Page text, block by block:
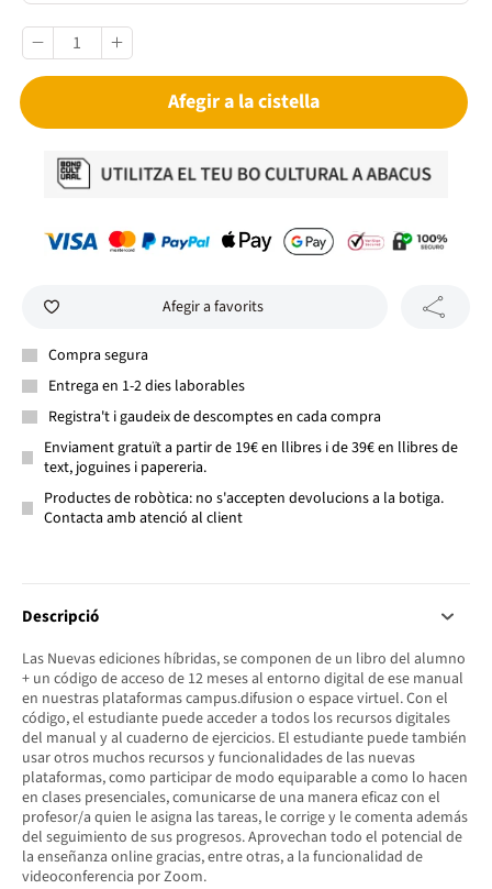
Afegir a la cistella
Afegir a favorits
Compra segura
Entrega en 1-2 dies laborables
Registra't i gaudeix de descomptes en cada compra
Enviament gratuït a partir de 19€ en llibres i de 39€ en llibres de
text, joguines i papereria.
Productes de robòtica: no s'accepten devolucions a la botiga.
Contacta amb atenció al client
Descripció
Las Nuevas ediciones híbridas, se componen de un libro del alumno
+ un código de acceso de 12 meses al entorno digital de ese manual
en nuestras plataformas campus.difusion o espace virtuel. Con el
código, el estudiante puede acceder a todos los recursos digitales
del manual y al cuaderno de ejercicios. El estudiante puede también
usar otros muchos recursos y funcionalidades de las nuevas
plataformas, como participar de modo equiparable a como lo hacen
en clases presenciales, comunicarse de una manera eficaz con el
profesor/a quien le asigna las tareas, le corrige y le comenta además
del seguimiento de sus progresos. Aprovechan todo el potencial de
la enseñanza online gracias, entre otras, a la funcionalidad de
videoconferencia por Zoom.